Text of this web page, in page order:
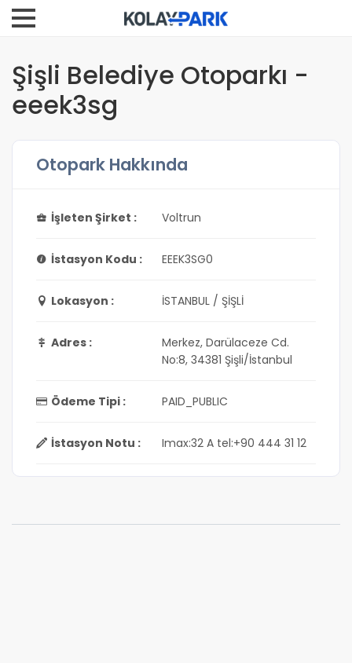
Şişli Belediye Otoparkı -
eeek3sg
Otopark Hakkında
İşleten Şirket : Voltrun
İstasyon Kodu : EEEK3SG0
Lokasyon : İSTANBUL / ŞİŞLİ
Adres :
Merkez, Darülaceze Cd.
No:8, 34381 Şişli/İstanbul
Ödeme Tipi : PAID_PUBLIC
İstasyon Notu : Imax:32 A tel:+90 444 31 12